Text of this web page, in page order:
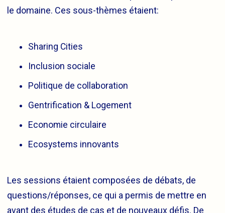
le domaine. Ces sous-thèmes étaient:
Sharing Cities
Inclusion sociale
Politique de collaboration
Gentrification & Logement
Economie circulaire
Ecosystems innovants
Les sessions étaient composées de débats, de
questions/réponses, ce qui a permis de mettre en
avant des études de cas et de nouveaux défis. De